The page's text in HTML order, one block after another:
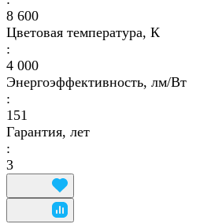
8 600
Цветовая температура, К
:
4 000
Энергоэффективность, лм/Вт
:
151
Гарантия, лет
:
3